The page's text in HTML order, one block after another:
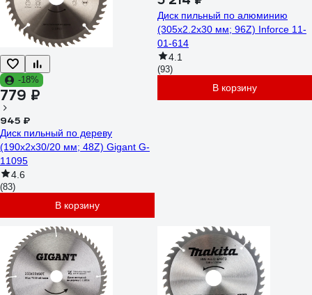
-18%
779 ₽
945 ₽
Диск пильный по дереву
(190х2х30/20 мм; 48Z) Gigant G-
11095
4.6
(83)
В корзину
Диск пильный по алюминию
(305х2.2х30 мм; 96Z) Inforce 11-
01-614
4.1
(93)
В корзину